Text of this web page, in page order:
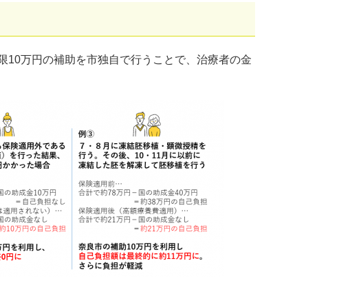
10万円の補助を市独自で行うことで、治療者の金